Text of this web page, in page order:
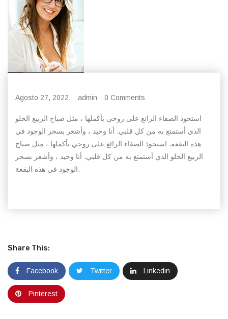
Agosto 27, 2022, admin 0 Comments
استحوذ الصفاء الرائع على روحي بأكملها ، مثل صباح الربيع الحلو
الذي أستمتع به من كل قلبي. أنا وحيد ، وأشعر بسحر الوجود في
هذه البقعة. استحوذ الصفاء الرائع على روحي بأكملها ، مثل صباح
الربيع الحلو الذي أستمتع به من كل قلبي. أنا وحيد ، وأشعر بسحر
الوجود في هذه البقعة.
Share This:
Facebook Twitter Linkedin
Pinterest